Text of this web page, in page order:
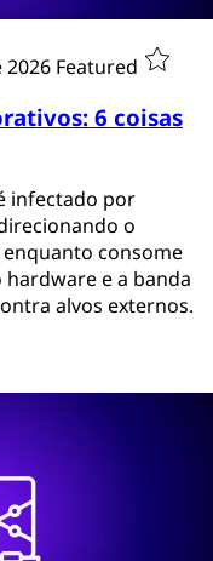
2026 Featured
6 coisas
infectado por
o
consome
e a banda
alvos externos.